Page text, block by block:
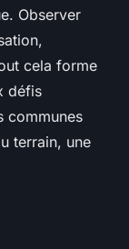
Observer
cela forme
défis
communes
terrain, une